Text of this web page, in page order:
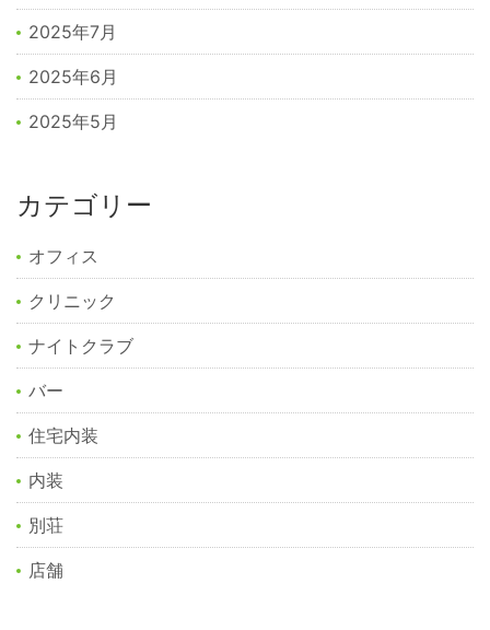
2025年7月
2025年6月
2025年5月
カテゴリー
オフィス
クリニック
ナイトクラブ
バー
住宅内装
内装
別荘
店舗